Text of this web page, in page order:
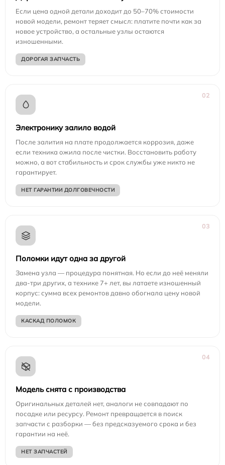
Если цена одной детали доходит до 50–70% стоимости
новой модели, ремонт теряет смысл: платите почти как за
новое устройство, а остальные узлы остаются
изношенными.
ДОРОГАЯ ЗАПЧАСТЬ
02
Электронику залило водой
После залития на плате продолжается коррозия, даже
если техника ожила после чистки. Восстановить работу
можно, а вот стабильность и срок службы уже никто не
гарантирует.
НЕТ ГАРАНТИИ ДОЛГОВЕЧНОСТИ
03
Поломки идут одна за другой
Замена узла — процедура понятная. Но если до неё меняли
два-три других, а технике 7+ лет, вы латаете изношенный
корпус: сумма всех ремонтов давно обогнала цену новой
модели.
КАСКАД ПОЛОМОК
04
Модель снята с производства
Оригинальных деталей нет, аналоги не совпадают по
посадке или ресурсу. Ремонт превращается в поиск
запчасти с разборки — без предсказуемого срока и без
гарантии на неё.
НЕТ ЗАПЧАСТЕЙ